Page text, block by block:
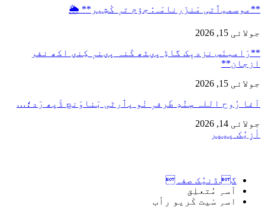
**موسمیٲتی مَنزَرنامَہ: جۆم تہٕ کٔشِیر** 🌦️
جولائی 15, 2026
**رَامبنَس نزدیٖک گاڈِ پؠٹھ کَنہ پؠنہٕ کِنؠ اکھ نفر
ازجان**
جولائی 15, 2026
آغا رُوح اللہ سٕنٛدِ طَرفہٕ نٔو پٲرٹی بَناوَنچ ڈَپھ رَد؛…
جولائی 14, 2026
أزِیُک پیپر
گ.ڈنیُک صفہ
اَسہِ مُتعلِق
اسہِ سْیت کْریو رأب